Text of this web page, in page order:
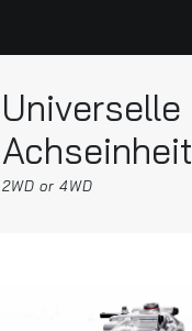
Universelle
Achseinheit
2WD or 4WD